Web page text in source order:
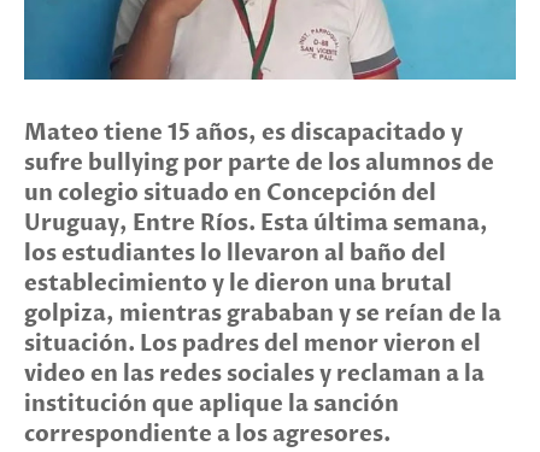
Mateo tiene 15 años, es discapacitado y
sufre bullying por parte de los alumnos de
un colegio situado en Concepción del
Uruguay, Entre Ríos. Esta última semana,
los estudiantes lo llevaron al baño del
establecimiento y le dieron una brutal
golpiza, mientras grababan y se reían de la
situación. Los padres del menor vieron el
video en las redes sociales y reclaman a la
institución que aplique la sanción
correspondiente a los agresores.